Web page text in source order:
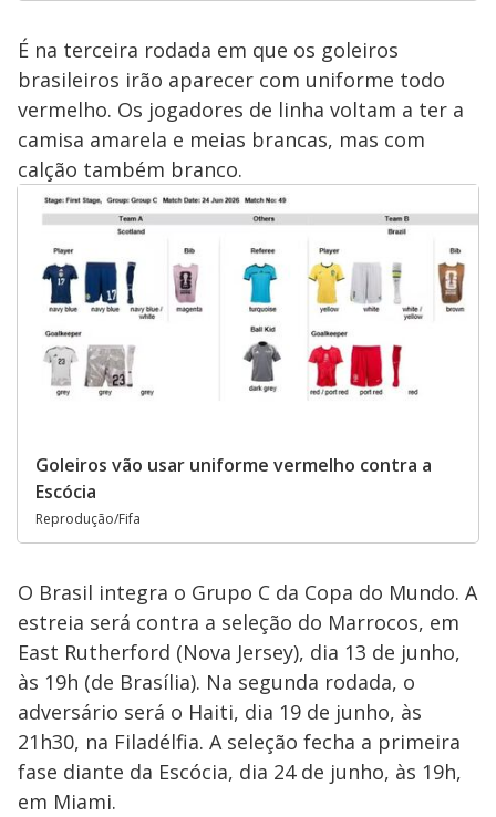
É na terceira rodada em que os goleiros
brasileiros irão aparecer com uniforme todo
vermelho. Os jogadores de linha voltam a ter a
camisa amarela e meias brancas, mas com
calção também branco.
Goleiros vão usar uniforme vermelho contra a
Escócia
Reprodução/Fifa
O Brasil integra o Grupo C da Copa do Mundo. A
estreia será contra a seleção do Marrocos, em
East Rutherford (Nova Jersey), dia 13 de junho,
às 19h (de Brasília). Na segunda rodada, o
adversário será o Haiti, dia 19 de junho, às
21h30, na Filadélfia. A seleção fecha a primeira
fase diante da Escócia, dia 24 de junho, às 19h,
em Miami.